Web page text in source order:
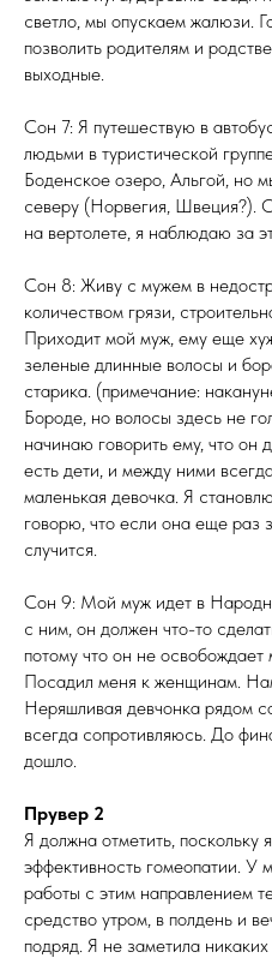
светло, мы опускаем жалюзи.
позволить родителям и
выходные.
Сон 7: Я путешествую в
людьми в туристической
Боденское озеро, Альгой, но
северу (Норвегия, Швеция?).
на вертолете, я наблюдаю за
Сон 8: Живу с мужем в
количеством грязи,
Приходит мой муж, ему еще
зеленые длинные волосы и
старика. (примечание:
Бороде, но волосы здесь не
начинаю говорить ему, что он
есть дети, и между ними
маленькая девочка. Я
говорю, что если она еще раз
случится.
Сон 9: Мой муж идет в
с ним, он должен что-то
потому что он не
Посадил меня к женщинам.
Неряшливая девчонка рядом
всегда сопротивляюсь. До
дошло.
Прувер 2
Я должна отметить, поскольку
эффективность гомеопатии. У
работы с этим направлением
средство утром, в полдень и
подряд. Я не заметила